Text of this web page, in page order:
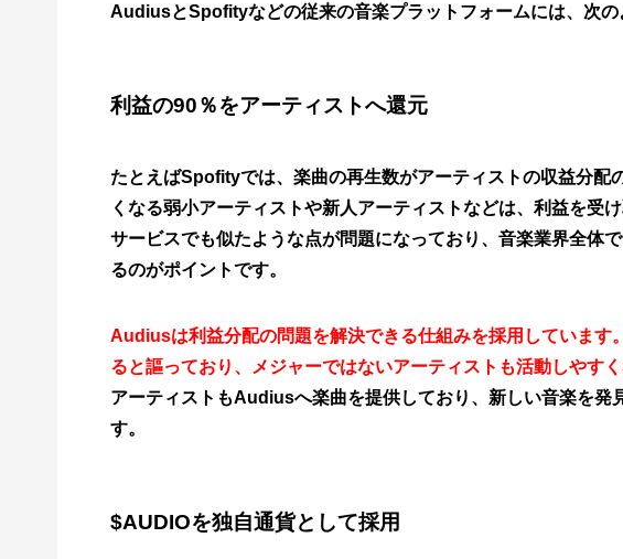
AudiusとSpofityなどの従来の音楽プラットフォームには、次の
利益の90％をアーティストへ還元
たとえばSpofityでは、楽曲の再生数がアーティストの収益分配
くなる弱小アーティストや新人アーティストなどは、利益を受
サービスでも似たような点が問題になっており、音楽業界全体
るのがポイントです。
Audiusは利益分配の問題を解決できる仕組みを採用しています
ると謳っており、メジャーではないアーティストも活動しやすく
アーティストもAudiusへ楽曲を提供しており、新しい音楽を発
す。
$AUDIOを独自通貨として採用